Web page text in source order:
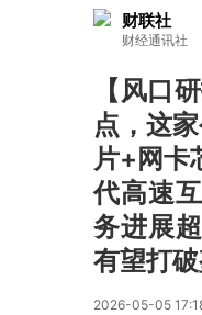
财联社
财经通讯社
【风口
点，这
片+网卡
代高速
务进展
有望打
2026-05-05